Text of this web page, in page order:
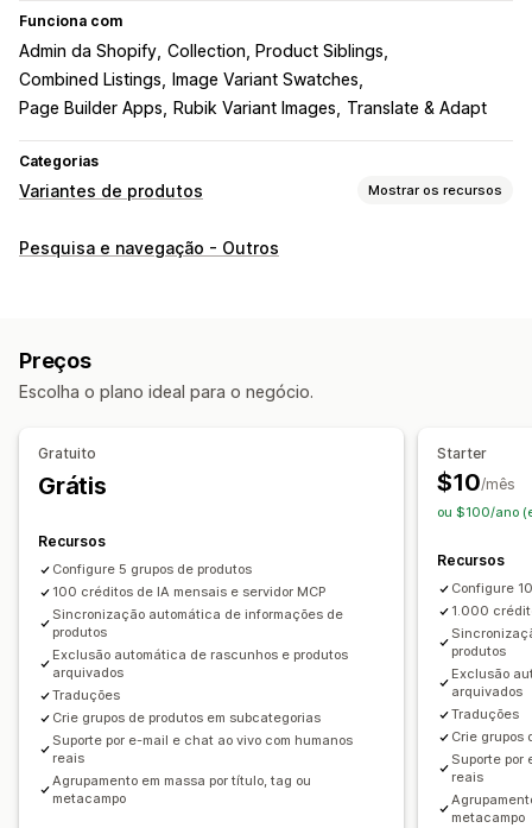
Funciona com
Admin da Shopify Collection, Product Siblings
Combined Listings
Image Variant Swatches
Page Builder Apps
Rubik Variant Images Translate & Adapt
Categorias
Variantes de produtos Mostrar os recursos
Personalização
Ocultar fora de estoque
Pesquisa e navegação - Outros
Preços
Escolha o plano ideal para o negócio.
Gratuito
Grátis
Recursos
Configure 5 grupos de produtos
100 créditos de IA mensais e servidor MCP
Sincronização automática de informações de
produtos
Exclusão automática de rascunhos e produtos
arquivados
Traduções
Crie grupos de produtos em subcategorias
Suporte por e-mail e chat ao vivo com humanos
reais
Agrupamento em massa por título, tag ou
metacampo
Starter
$10/mês
ou $100/ano
Recursos
Configure
1.000
produtos
Exclusão
arquivados
Traduções
Crie grupos
Suporte por
reais
metacampo